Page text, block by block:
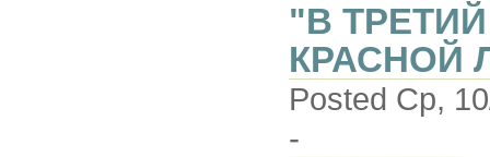
"В
КРАСНОЙ
Posted Ср,
-